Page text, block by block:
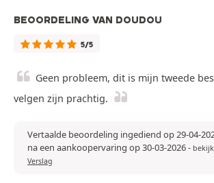
BEOORDELING VAN DOUDOU
5/5
Geen probleem, dit is mijn tweede
velgen zijn prachtig.
Vertaalde beoordeling ingediend op 29-04-
na een aankoopervaring op 30-03-2026-
Verslag